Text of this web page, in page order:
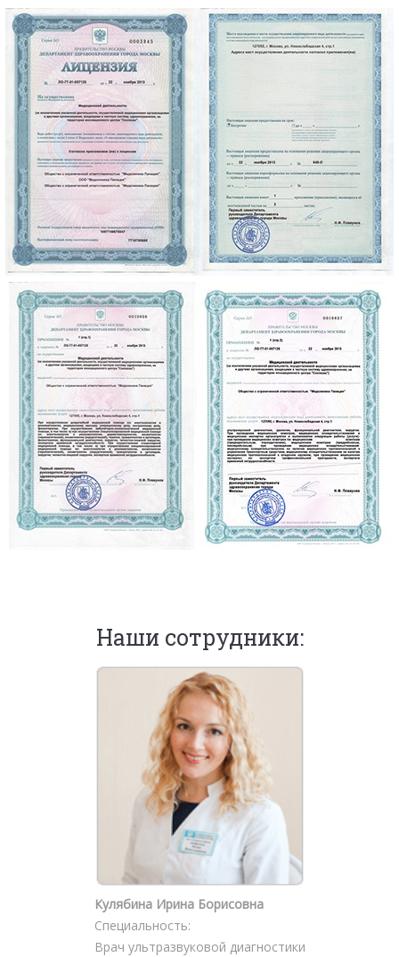
Наши сотрудники:
Кулябина Ирина Борисовна
Специальность:
Врач ультразвуковой диагностики